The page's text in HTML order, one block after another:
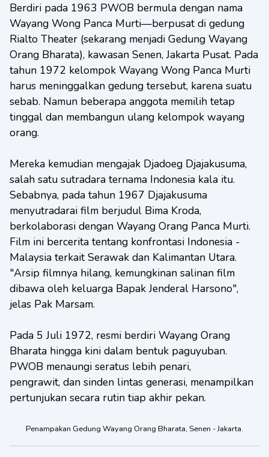
Berdiri pada 1963 PWOB bermula dengan nama
Wayang Wong Panca Murti—berpusat di gedung
Rialto Theater (sekarang menjadi Gedung Wayang
Orang Bharata), kawasan Senen, Jakarta Pusat. Pada
tahun 1972 kelompok Wayang Wong Panca Murti
harus meninggalkan gedung tersebut, karena suatu
sebab. Namun beberapa anggota memilih tetap
tinggal dan membangun ulang kelompok wayang
orang.
Mereka kemudian mengajak Djadoeg Djajakusuma,
salah satu sutradara ternama Indonesia kala itu.
Sebabnya, pada tahun 1967 Djajakusuma
menyutradarai film berjudul Bima Kroda,
berkolaborasi dengan Wayang Orang Panca Murti.
Film ini bercerita tentang konfrontasi Indonesia -
Malaysia terkait Serawak dan Kalimantan Utara.
"Arsip filmnya hilang, kemungkinan salinan film
dibawa oleh keluarga Bapak Jenderal Harsono",
jelas Pak Marsam.
Pada 5 Juli 1972, resmi berdiri Wayang Orang
Bharata hingga kini dalam bentuk paguyuban.
PWOB menaungi seratus lebih penari,
pengrawit, dan sinden lintas generasi, menampilkan
pertunjukan secara rutin tiap akhir pekan.
Penampakan Gedung Wayang Orang Bharata, Senen - Jakarta.